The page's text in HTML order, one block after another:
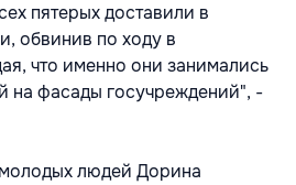
пятерых доставили в
обвинив по ходу в
что именно они занимались
на фасады госучреждений", -
людей Дорина